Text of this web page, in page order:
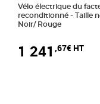
Vélo électrique du
reconditionné - Taille normale -
Noir/ Rouge
1 241 ,67€ HT